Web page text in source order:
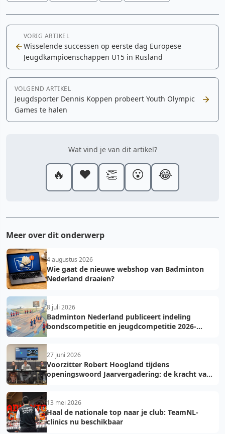
VORIG ARTIKEL
Wisselende successen op eerste dag Europese
Jeugdkampioenschappen U15 in Rusland
VOLGEND ARTIKEL
Jeugdsporter Dennis Koppen probeert Youth Olympic
Games te halen
Wat vind je van dit artikel?
🔥 ❤️ 👏 😮 😂
Meer over dit onderwerp
4 augustus 2026
Wie gaat de nieuwe webshop van Badminton
Nederland draaien?
8 juli 2026
Badminton Nederland publiceert indeling
bondscompetitie en jeugdcompetitie 2026-
27 juni 2026
Voorzitter Robert Hoogland tijdens
openingswoord Jaarvergadering: de kracht van
13 mei 2026
Haal de nationale top naar je club: TeamNL-
clinics nu beschikbaar